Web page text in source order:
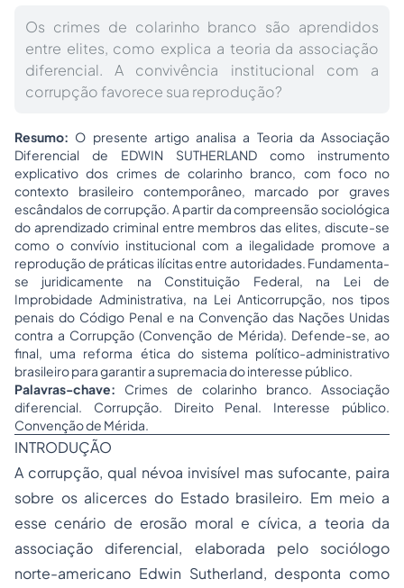
Os crimes de colarinho branco são aprendidos
entre elites, como explica a teoria da associação
diferencial. A convivência institucional com a
corrupção favorece sua reprodução?
Resumo: O presente artigo analisa a Teoria da Associação
Diferencial de EDWIN SUTHERLAND como instrumento
explicativo dos crimes de colarinho branco, com foco no
contexto brasileiro contemporâneo, marcado por graves
escândalos de corrupção. A partir da compreensão sociológica
do aprendizado criminal entre membros das elites, discute-se
como o convívio institucional com a ilegalidade promove a
reprodução de práticas ilícitas entre autoridades. Fundamenta-
se juridicamente na Constituição Federal, na Lei de
Improbidade Administrativa, na Lei Anticorrupção, nos tipos
penais do Código Penal e na Convenção das Nações Unidas
contra a Corrupção (Convenção de Mérida). Defende-se, ao
final, uma reforma ética do sistema político-administrativo
brasileiro para garantir a supremacia do interesse público.
Palavras-chave: Crimes de colarinho branco. Associação
diferencial. Corrupção. Direito Penal. Interesse público.
Convenção de Mérida.
INTRODUÇÃO
A corrupção, qual névoa invisível mas sufocante, paira
sobre os alicerces do Estado brasileiro. Em meio a
esse cenário de erosão moral e cívica, a teoria da
associação diferencial, elaborada pelo sociólogo
norte-americano Edwin Sutherland, desponta como